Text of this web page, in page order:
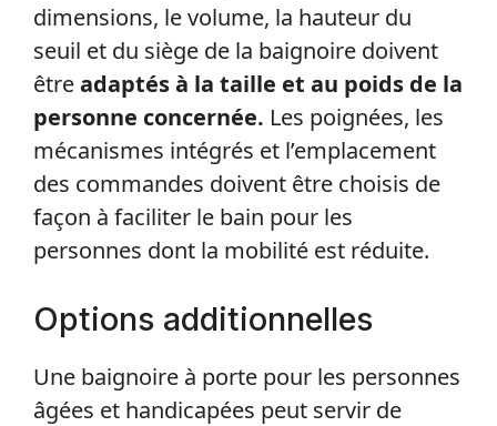
dimensions, le volume, la hauteur du
seuil et du siège de la baignoire doivent
êtreadaptés à la taille et au poids de la
personne concernée. Les poignées, les
mécanismes intégrés et l’emplacement
des commandes doivent être choisis de
façon à faciliter le bain pour les
personnes dont la mobilité est réduite.
Options additionnelles
Une baignoire à porte pour les personnes
âgées et handicapées peut servir de